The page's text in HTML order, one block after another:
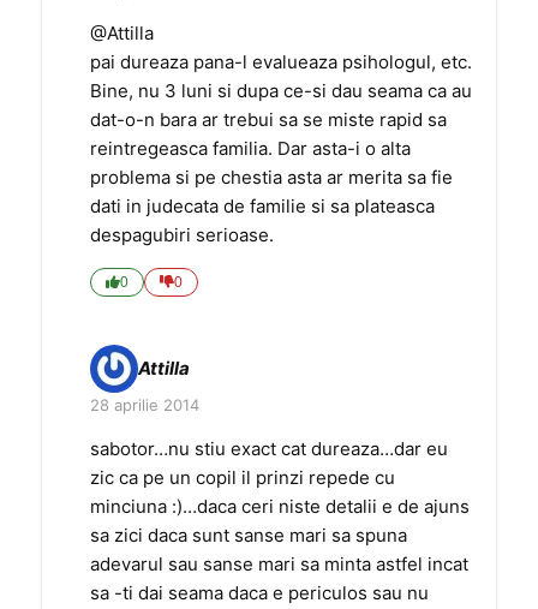
@Attilla
pai dureaza pana-l evalueaza psihologul, etc.
Bine, nu 3 luni si dupa ce-si dau seama ca au
dat-o-n bara ar trebui sa se miste rapid sa
reintregeasca familia. Dar asta-i o alta
problema si pe chestia asta ar merita sa fie
dati in judecata de familie si sa plateasca
despagubiri serioase.
0 0
Attilla
28 aprilie 2014
sabotor…nu stiu exact cat dureaza…dar eu
zic ca pe un copil il prinzi repede cu
minciuna :)…daca ceri niste detalii e de ajuns
sa zici daca sunt sanse mari sa spuna
adevarul sau sanse mari sa minta astfel incat
sa -ti dai seama daca e periculos sau nu